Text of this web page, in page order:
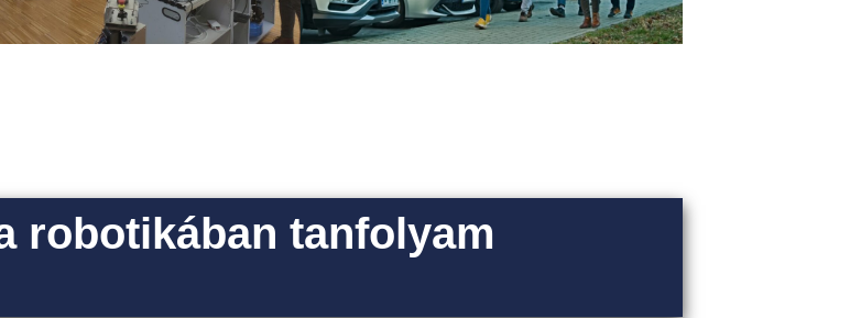
robotikában tanfolyam